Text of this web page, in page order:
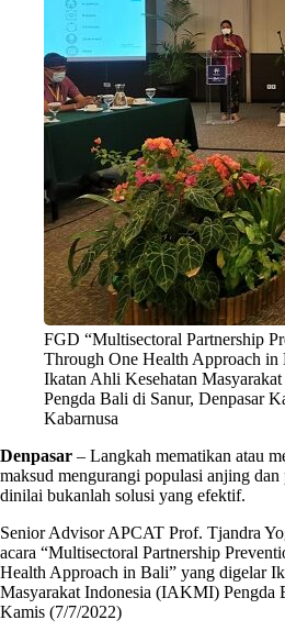
FGD “Multisectoral Partnership
Through One Health Approach in
Ikatan Ahli Kesehatan
Pengda Bali di Sanur, Denpasar
Kabarnusa
Denpasar – Langkah mematikan atau
maksud mengurangi populasi anjing dan
dinilai bukanlah solusi yang efektif.
Senior Advisor APCAT Prof. Tjandra
acara “Multisectoral Partnership
Health Approach in Bali” yang digelar
Masyarakat Indonesia (IAKMI) Pengda
Kamis (7/7/2022)